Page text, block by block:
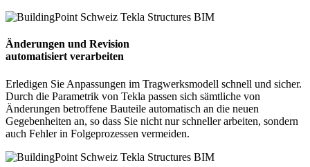
Änderungen und Revision
automatisiert verarbeiten
Erledigen Sie Anpassungen im Tragwerksmodell schnell und sicher.
Durch die Parametrik von Tekla passen sich sämtliche von
Änderungen betroffene Bauteile automatisch an die neuen
Gegebenheiten an, so dass Sie nicht nur schneller arbeiten, sondern
auch Fehler in Folgeprozessen vermeiden.